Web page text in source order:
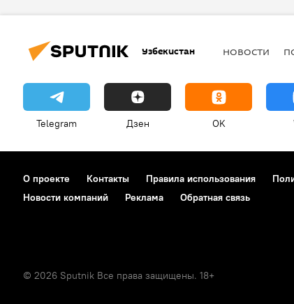
Узбекистан НОВОСТИ
Telegram Дзен OK
О проекте Контакты Правила использования
Новости компаний
Реклама Обратная связь
© 2026 Sputnik Все права защищены. 18+